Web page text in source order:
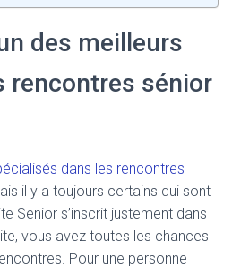
des meilleurs
rencontres sénior
dans les rencontres
il y a toujours certains qui sont
Senior s’inscrit justement dans
vous avez toutes les chances
Pour une personne